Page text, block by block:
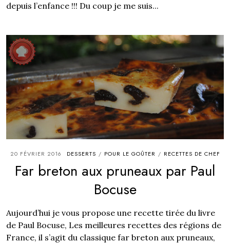
depuis l’enfance !!! Du coup je me suis...
20 FÉVRIER 2016 DESSERTS / POUR LE GOÛTER / RECETTES DE CHEF
Far breton aux pruneaux par Paul
Bocuse
Aujourd’hui je vous propose une recette tirée du livre
de Paul Bocuse, Les meilleures recettes des régions de
France, il s’agit du classique far breton aux pruneaux,